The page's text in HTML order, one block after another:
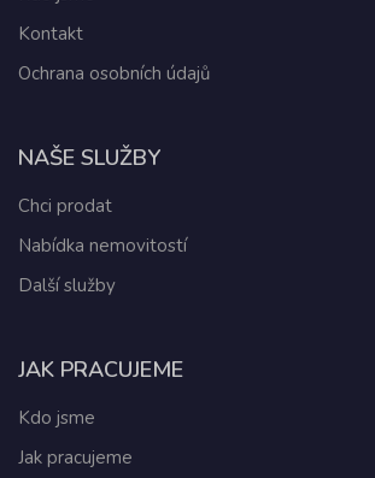
Kontakt
Ochrana osobních údajů
NAŠE SLUŽBY
Chci prodat
Nabídka nemovitostí
Další služby
JAK PRACUJEME
Kdo jsme
Jak pracujeme